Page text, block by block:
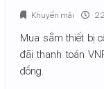
Mua sắm thiết bị
đãi thanh toán
đồng.
Khuyến mãi